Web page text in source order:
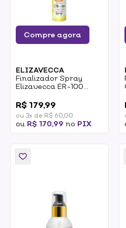
Compre agora
ELIZAVECCA
Finalizador Spray
Elizavecca ER-100
Muscle Spray 250ml
R$ 179,99
ou 3x de R$ 60,00
ou R$ 170,99 no PIX